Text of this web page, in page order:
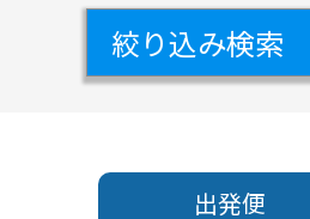
絞り込み検索
出発便